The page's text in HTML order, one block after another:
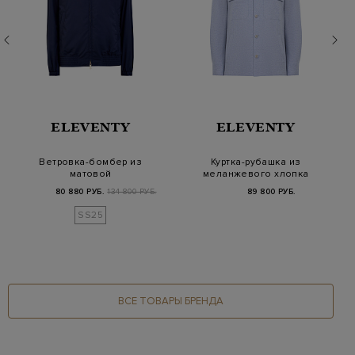
ELEVENTY
Ветровка-бомбер из
матовой
влагостойкой шерсти
с отлож…
80 880 РУБ. 134 800 РУБ.
SS25
ELEVENTY
Куртка-рубашка из
меланжевого хлопка
с накладными карм…
89 800 РУБ.
ВСЕ ТОВАРЫ БРЕНДА